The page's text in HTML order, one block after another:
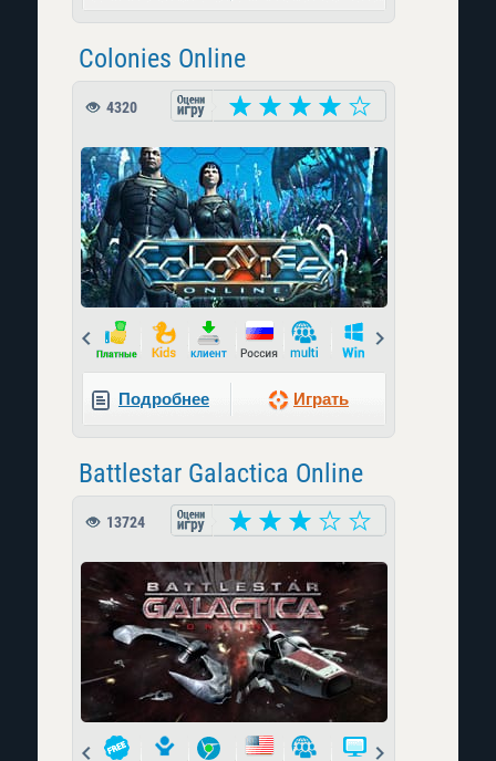
Colonies Online
4320
Prev
Подробнее Играть
Battlestar Galactica Online
13724
Prev